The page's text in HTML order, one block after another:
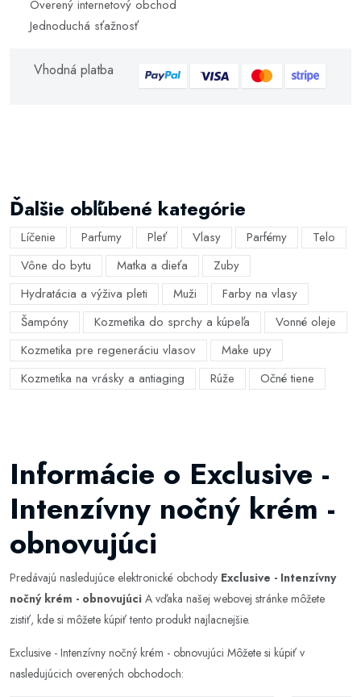
Overený internetový obchod
Jednoduchá sťažnosť
Vhodná platba
Ďalšie obľúbené kategórie
Líčenie Parfumy Pleť Vlasy Parfémy
Telo
Vône do bytu
Matka a dieťa
Zuby
Hydratácia a výživa pleti
Muži
Farby na vlasy
Šampóny
Kozmetika do sprchy a kúpeľa
Vonné oleje
Kozmetika pre regeneráciu vlasov
Make upy
Kozmetika na vrásky a antiaging
Rúže Očné tiene
Informácie o Exclusive -
Intenzívny nočný krém -
obnovujúci
Predávajú nasledujúce elektronické obchody Exclusive - Intenzívny
nočný krém - obnovujúci A vďaka našej webovej stránke môžete
zistiť, kde si môžete kúpiť tento produkt najlacnejšie.
Exclusive - Intenzívny nočný krém - obnovujúci Môžete si kúpiť v
nasledujúcich overených obchodoch: